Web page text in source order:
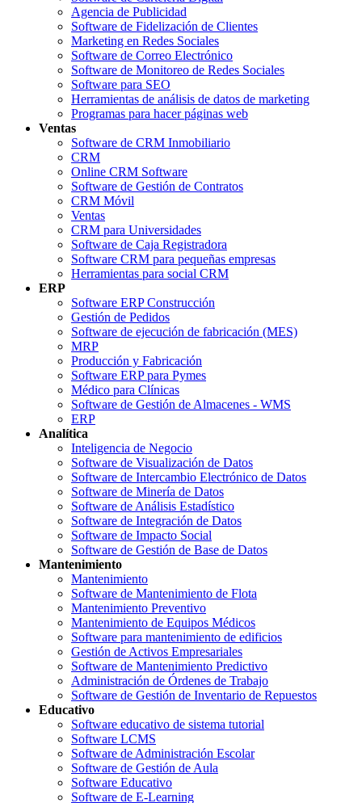
Agencia de Publicidad
Software de Fidelización de Clientes
Marketing en Redes Sociales
Software de Correo Electrónico
Software de Monitoreo de Redes Sociales
Software para SEO
Herramientas de análisis de datos de marketing
Programas para hacer páginas web
Ventas
Software de CRM Inmobiliario
CRM
Online CRM Software
Software de Gestión de Contratos
CRM Móvil
Ventas
CRM para Universidades
Software de Caja Registradora
Software CRM para pequeñas empresas
Herramientas para social CRM
ERP
Software ERP Construcción
Gestión de Pedidos
Software de ejecución de fabricación (MES)
MRP
Producción y Fabricación
Software ERP para Pymes
Médico para Clínicas
Software de Gestión de Almacenes - WMS
ERP
Analítica
Inteligencia de Negocio
Software de Visualización de Datos
Software de Intercambio Electrónico de Datos
Software de Minería de Datos
Software de Análisis Estadístico
Software de Integración de Datos
Software de Impacto Social
Software de Gestión de Base de Datos
Mantenimiento
Mantenimiento
Software de Mantenimiento de Flota
Mantenimiento Preventivo
Mantenimiento de Equipos Médicos
Software para mantenimiento de edificios
Gestión de Activos Empresariales
Software de Mantenimiento Predictivo
Administración de Órdenes de Trabajo
Software de Gestión de Inventario de Repuestos
Educativo
Software educativo de sistema tutorial
Software LCMS
Software de Administración Escolar
Software de Gestión de Aula
Software Educativo
Software de E-Learning